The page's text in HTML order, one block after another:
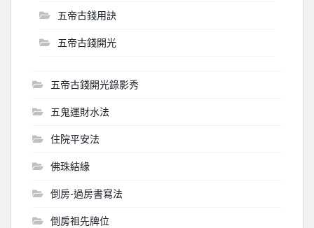
五帝古錢用訣
五帝古錢開光
五帝古錢開光錄影秀
五鬼運財水法
住院平安法
佛珠結緣
倒房-過房書寫法
倒房祖先牌位